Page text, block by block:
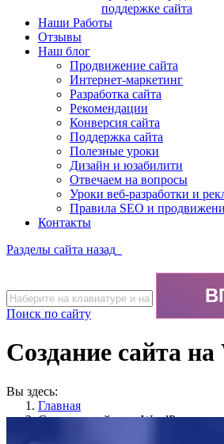
поддержке сайта
Наши Работы
Отзывы
Наш блог
Продвижение сайта
Интернет-маркетинг
Разработка сайта
Рекомендации
Конверсия сайта
Поддержка сайта
Полезные уроки
Дизайн и юзабилити
Отвечаем на вопросы
Уроки веб-разработки и
Правила SEO и
Контакты
Разделы сайта назад
Поиск по сайту
Создание сайта
Вы здесь:
Главная
Создание сайта на WordPres